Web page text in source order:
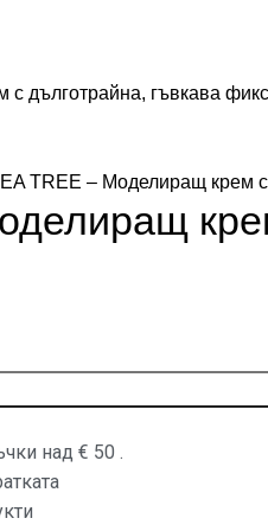
TREE – Моделиращ крем
над € 50 .